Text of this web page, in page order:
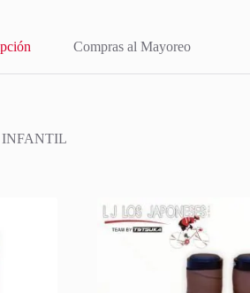
Compras al Mayoreo
INFANTIL